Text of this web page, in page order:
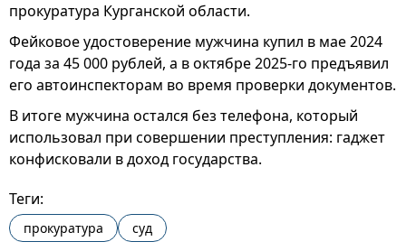
прокуратура Курганской области.
Фейковое удостоверение мужчина купил в мае 2024
года за 45 000 рублей, а в октябре 2025-го предъявил
его автоинспекторам во время проверки документов.
В итоге мужчина остался без телефона, который
использовал при совершении преступления: гаджет
конфисковали в доход государства.
Теги:
прокуратура суд